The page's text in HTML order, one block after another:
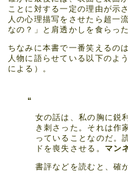
ことに対する一定の理由が示
人の心理描写をさせたら超一
なの？」と肩透かしを食らっ
ちなみに本書で一番笑えるの
人物に語らせている以下のよ
による）。
女の話は、私の胸に鋭
き刺さった。それは作
っていることなのだ。
ドを喪失させる。 マン
書評などを読むと、確